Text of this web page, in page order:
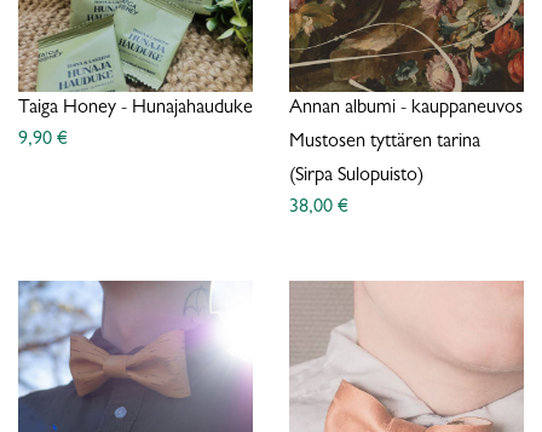
Taiga Honey - Hunajahauduke
9,90 €
Annan albumi - kauppaneuvos
Mustosen tyttären tarina
(Sirpa Sulopuisto)
38,00 €